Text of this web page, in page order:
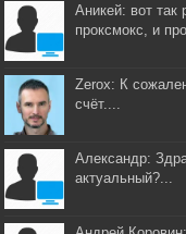
Аникей: вот так
проксмокс, и
Zerox: К
счёт....
Александр:
актуальный?...